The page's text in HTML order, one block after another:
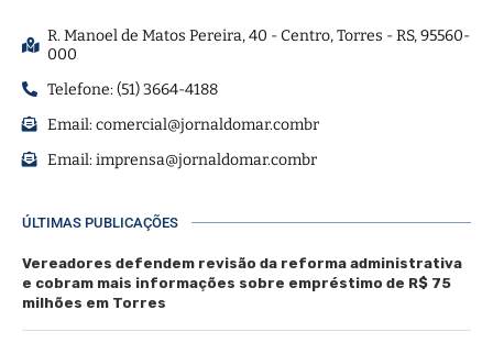
R. Manoel de Matos Pereira, 40 - Centro, Torres - RS, 95560-
000
Telefone: (51) 3664-4188
Email:comercial@jornaldomar.combr
Email:imprensa@jornaldomar.combr
ÚLTIMAS PUBLICAÇÕES
Vereadores defendem revisão da reforma administrativa
e cobram mais informações sobre empréstimo de R$ 75
milhões em Torres